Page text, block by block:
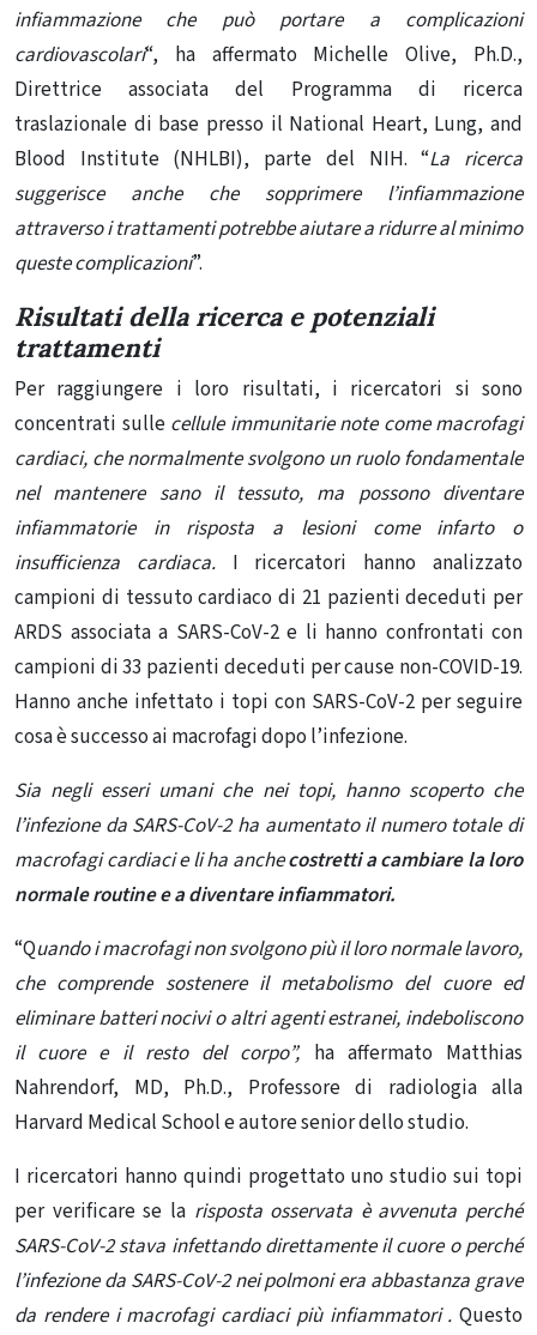
infiammazione che può portare a complicazioni
cardiovascolari“, ha affermato Michelle Olive, Ph.D.,
Direttrice associata del Programma di ricerca
traslazionale di base presso il National Heart, Lung, and
Blood Institute (NHLBI), parte del NIH. “La ricerca
suggerisce anche che sopprimere l’infiammazione
attraverso i trattamenti potrebbe aiutare a ridurre al minimo
queste complicazioni”.
Risultati della ricerca e potenziali
trattamenti
Per raggiungere i loro risultati, i ricercatori si sono
concentrati sulle cellule immunitarie note come macrofagi
cardiaci, che normalmente svolgono un ruolo fondamentale
nel mantenere sano il tessuto, ma possono diventare
infiammatorie in risposta a lesioni come infarto o
insufficienza cardiaca.I ricercatori hanno analizzato
campioni di tessuto cardiaco di 21 pazienti deceduti per
ARDS associata a SARS-CoV-2 e li hanno confrontati con
campioni di 33 pazienti deceduti per cause non-COVID-19.
Hanno anche infettato i topi con SARS-CoV-2 per seguire
cosa è successo ai macrofagi dopo l’infezione.
Sia negli esseri umani che nei topi, hanno scoperto che
l’infezione da SARS-CoV-2 ha aumentato il numero totale di
macrofagi cardiaci e li ha anchecostretti a cambiare la loro
normale routine e a diventare infiammatori.
“Quando i macrofagi non svolgono più il loro normale lavoro,
che comprende sostenere il metabolismo del cuore ed
eliminare batteri nocivi o altri agenti estranei, indeboliscono
il cuore e il resto del corpo”, ha affermato Matthias
Nahrendorf, MD, Ph.D., Professore di radiologia alla
Harvard Medical School e autore senior dello studio.
I ricercatori hanno quindi progettato uno studio sui topi
per verificare se la risposta osservata è avvenuta perché
SARS-CoV-2 stava infettando direttamente il cuore o perché
l’infezione da SARS-CoV-2 nei polmoni era abbastanza grave
da rendere i macrofagi cardiaci più infiammatori . Questo